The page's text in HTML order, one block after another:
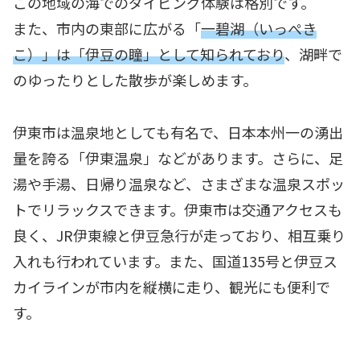
また、市内の東部に広がる「一碧湖（いっぺき
こ）」は「伊豆の瞳」として知られており、湖畔で
のゆったりとした散歩が楽しめます。
伊東市は温泉地としても有名で、日本本州一の湧出
量を誇る「伊東温泉」などがあります。さらに、足
湯や手湯、日帰り温泉など、さまざまな温泉スポッ
トでリラックスできます。伊東市は交通アクセスも
良く、JR伊東線と伊豆急行が走っており、相互乗り
入れも行われています。また、国道135号と伊豆ス
カイラインが市内を縦横に走り、観光にも便利で
す。